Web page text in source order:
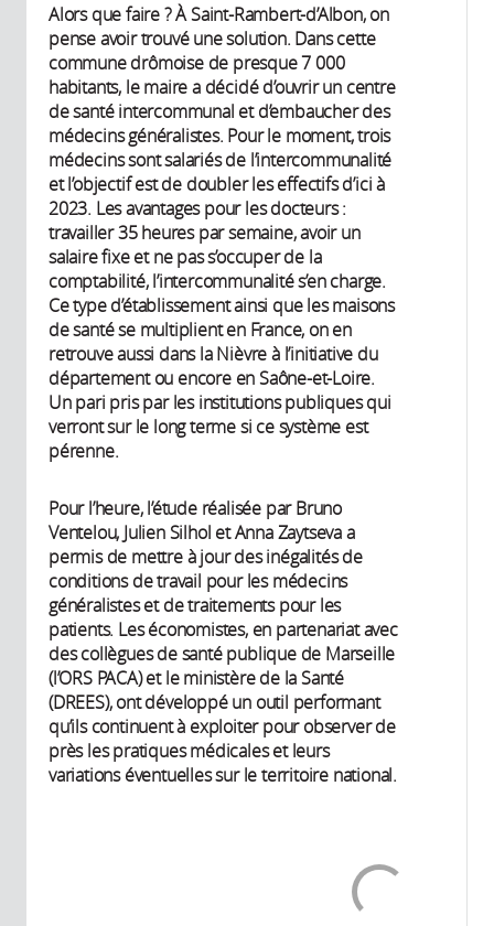
Alors que faire ? À Saint-Rambert-d’Albon, on
pense avoir trouvé une solution. Dans cette
commune drômoise de presque 7 000
habitants, le maire a décidé d’ouvrir un centre
de santé intercommunal et d’embaucher des
médecins généralistes. Pour le moment, trois
médecins sont salariés de l’intercommunalité
et l’objectif est de doubler les effectifs d’ici à
2023. Les avantages pour les docteurs :
travailler 35 heures par semaine, avoir un
salaire fixe et ne pas s’occuper de la
comptabilité, l’intercommunalité s’en charge.
Ce type d’établissement ainsi que les maisons
de santé se multiplient en France, on en
retrouve aussi dans la Nièvre à l’initiative du
département ou encore en Saône-et-Loire.
Un pari pris par les institutions publiques qui
verront sur le long terme si ce système est
pérenne.
Pour l’heure, l’étude réalisée par Bruno
Ventelou, Julien Silhol et Anna Zaytseva a
permis de mettre à jour des inégalités de
conditions de travail pour les médecins
généralistes et de traitements pour les
patients. Les économistes, en partenariat avec
des collègues de santé publique de Marseille
(l’ORS PACA) et le ministère de la Santé
(DREES), ont développé un outil performant
qu’ils continuent à exploiter pour observer de
près les pratiques médicales et leurs
variations éventuelles sur le territoire national.